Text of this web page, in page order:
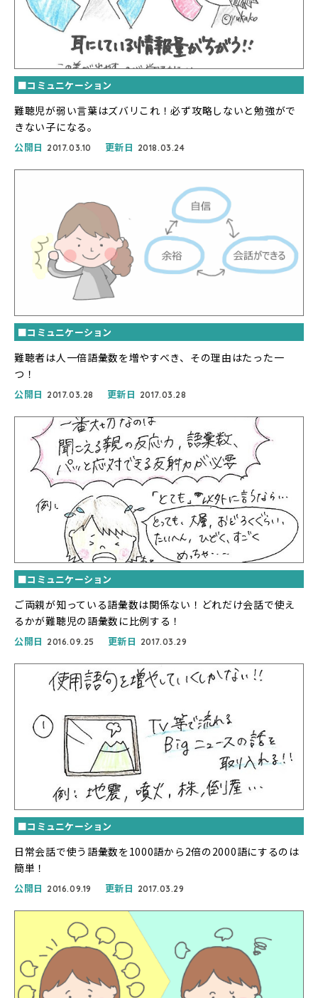
■コミュニケーション
難聴児が弱い言葉はズバリこれ！必ず攻略しないと勉強がで
きない子になる。
公開日 2017.03.10 更新日 2018.03.24
■コミュニケーション
難聴者は人一倍語彙数を増やすべき、その理由はたった一
つ！
公開日 2017.03.28 更新日 2017.03.28
■コミュニケーション
ご両親が知っている語彙数は関係ない！どれだけ会話で使え
るかが難聴児の語彙数に比例する！
公開日 2016.09.25 更新日 2017.03.29
■コミュニケーション
日常会話で使う語彙数を1000語から2倍の2000語にするのは
簡単！
公開日 2016.09.19 更新日 2017.03.29